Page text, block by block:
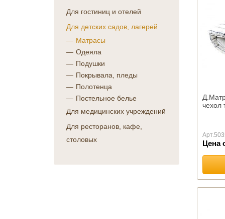
коллекция Поплин
коллекция Сатин-жаккард
набивной
Отдельные предметы Голд
Текс
КПБ Фланель
Махровые простыни
Отдельные предметы
постельного белья
Руководителю
ПОДАРКИ НА ПРАЗДНИК
23 февраля
8 марта
День Победы
Новый Год
ПОДАРКИ НА
ПРАЗДНИК
Военным и спецслужбам
День авиации
День космонавтики
Для гостиниц и отелей
Для детских садов, лагерей
Матрасы
Одеяла
Подушки
Покрывала, пледы
Полотенца
Постельное белье
Для медицинских учреждений
Для ресторанов, кафе,
столовых
чехол
Арт.
Цена